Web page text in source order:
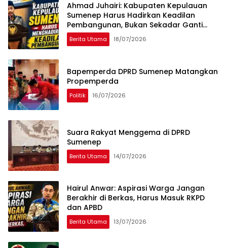
Ahmad Juhairi: Kabupaten Kepulauan
Sumenep Harus Hadirkan Keadilan
Pembangunan, Bukan Sekadar Ganti
Nama
Berita Utama 18/07/2026
Bapemperda DPRD Sumenep Matangkan
Propemperda
Politik 16/07/2026
Suara Rakyat Menggema di DPRD
Sumenep
Berita Utama 14/07/2026
Hairul Anwar: Aspirasi Warga Jangan
Berakhir di Berkas, Harus Masuk RKPD
dan APBD
Berita Utama 13/07/2026